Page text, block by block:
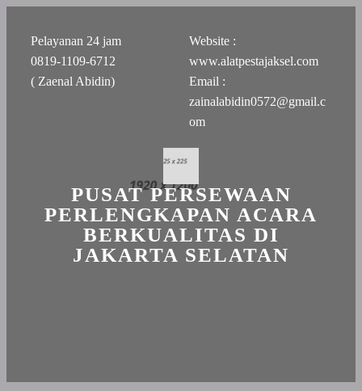
Pelayanan 24 jam
0819-1109-6712
( Zaenal Abidin)
Website :
www.alatpestajaksel.com
Email :
zainalabidin0572@gmail.c
om
PUSAT PERSEWAAN
PERLENGKAPAN ACARA
BERKUALITAS DI
JAKARTA SELATAN